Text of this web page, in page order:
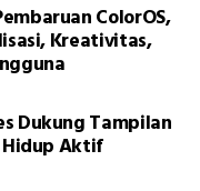
ColorOS,
Kreativitas,
Dukung Tampilan
Hidup Aktif